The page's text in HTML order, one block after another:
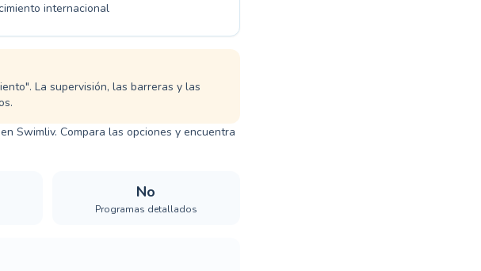
internacional
La supervisión, las barreras y las
Swimliv. Compara las opciones y encuentra
No
Programas detallados